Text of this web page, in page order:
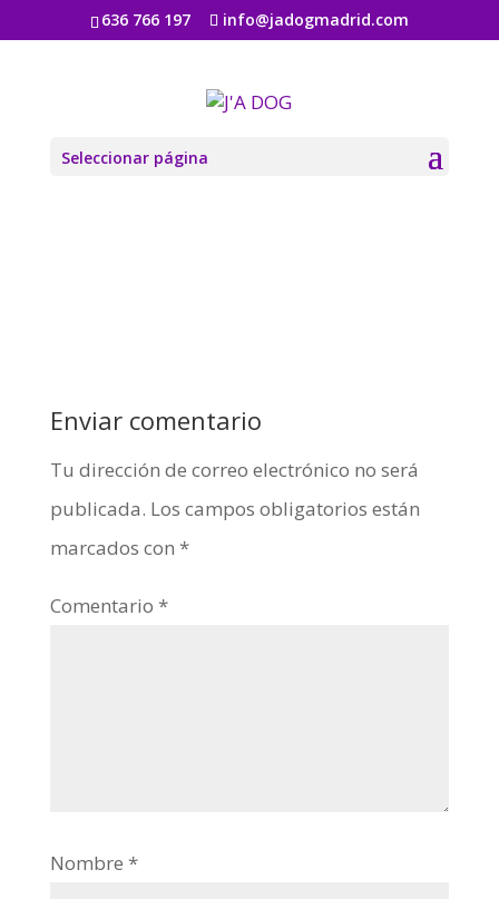
636 766 197 info@jadogmadrid.com
Seleccionar página
section-bg-12
Enviar comentario
Tu dirección de correo electrónico no será
publicada. Los campos obligatorios están
marcados con *
Comentario *
Nombre *